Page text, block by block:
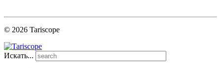
© 2026 Tariscope
Искать...